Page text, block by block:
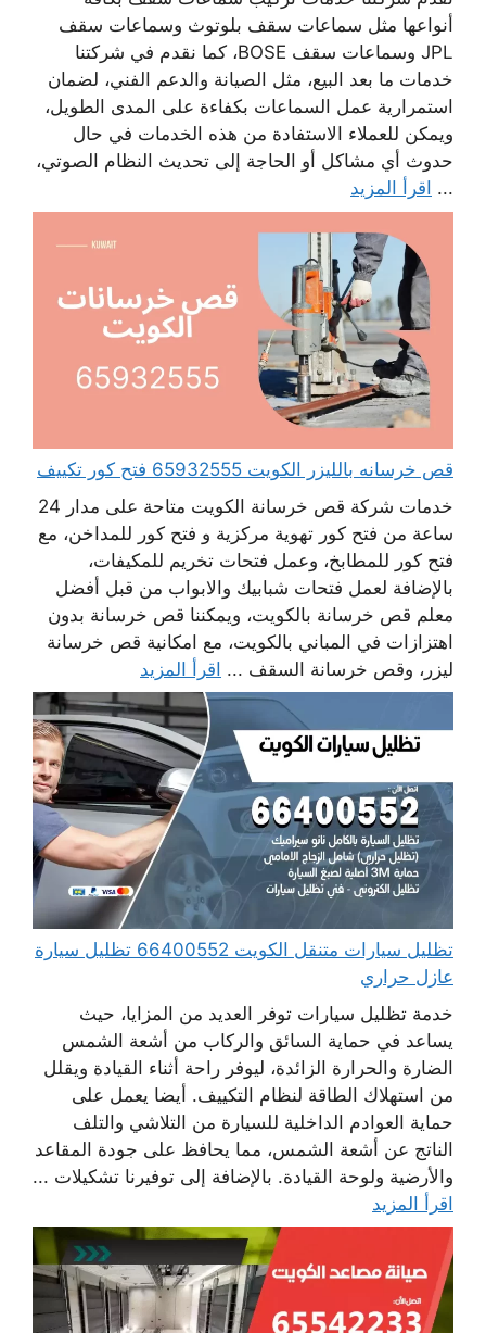
أنواعها مثل سماعات سقف بلوتوث وسماعات سقف
JPL وسماعات سقف BOSE، كما نقدم في شركتنا
خدمات ما بعد البيع، مثل الصيانة والدعم الفني، لضمان
استمرارية عمل السماعات بكفاءة على المدى الطويل،
ويمكن للعملاء الاستفادة من هذه الخدمات في حال
حدوث أي مشاكل أو الحاجة إلى تحديث النظام الصوتي،
... اقرأ المزيد
قص خرسانه بالليزر الكويت 65932555 فتح كور تكييف
خدمات شركة قص خرسانة الكويت متاحة على مدار 24
ساعة من فتح كور تهوية مركزية و فتح كور للمداخن، مع
فتح كور للمطابخ، وعمل فتحات تخريم للمكيفات،
بالإضافة لعمل فتحات شبابيك والابواب من قبل أفضل
معلم قص خرسانة بالكويت، ويمكننا قص خرسانة بدون
اهتزازات في المباني بالكويت، مع امكانية قص خرسانة
ليزر، وقص خرسانة السقف ... اقرأ المزيد
تظليل سيارات متنقل الكويت 66400552 تظليل سيارة
عازل حراري
خدمة تظليل سيارات توفر العديد من المزايا، حيث
يساعد في حماية السائق والركاب من أشعة الشمس
الضارة والحرارة الزائدة، ليوفر راحة أثناء القيادة ويقلل
من استهلاك الطاقة لنظام التكييف. أيضا يعمل على
حماية العوادم الداخلية للسيارة من التلاشي والتلف
الناتج عن أشعة الشمس، مما يحافظ على جودة المقاعد
والأرضية ولوحة القيادة. بالإضافة إلى توفيرنا تشكيلات ...
اقرأ المزيد